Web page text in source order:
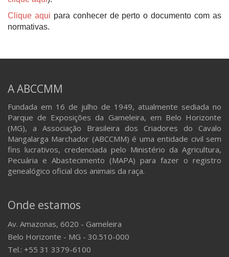
Clique aqui para conhecer de perto o documento com as
normativas.
A ABCCMM
Fundada em 16 de julho de 1949, atualmente sediada no
Parque de Exposições da Gameleira, em Belo Horizonte
(MG), a Associação Brasileira dos Criadores do Cavalo
Mangalarga Marchador (ABCCMM) é uma entidade civil sem
fins lucrativos, credenciada pelo Ministério da Agricultura,
Pecuária e Abastecimento (MAPA) para fazer o registro
genealógico oficial dos animais da raça.
Onde estamos
Av. Amazonas, 6020 - Gameleira
Belo Horizonte - MG - 30.510-000
Tel.: +55 31 3379-6100